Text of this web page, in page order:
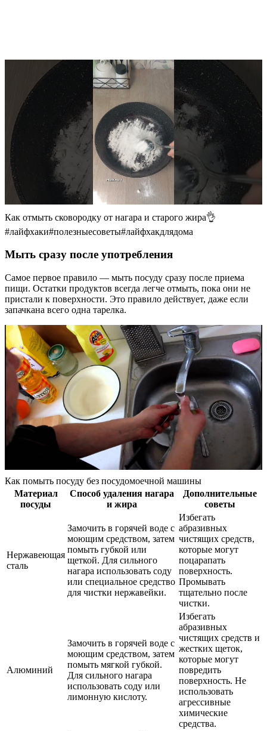
Как отмыть сковородку от нагара и старого жира👌
#лайфхаки#полезныесоветы#лайфхакдлядома
Мыть сразу после употребления
Самое первое правило — мыть посуду сразу после приема
пищи. Остатки продуктов всегда легче отмыть, пока они не
пристали к поверхности. Это правило действует, даже если
запачкана всего одна тарелка.
Как помыть посуду без посудомоечной машины
Материал
посуды
Способ удаления нагара
и жира
Дополнительные
советы
Нержавеющая
сталь
Замочить в горячей воде с
моющим средством, затем
помыть губкой или
щеткой. Для сильного
нагара использовать соду
или специальное средство
для чистки нержавейки.
Избегать
абразивных
чистящих средств,
которые могут
поцарапать
поверхность.
Промывать
тщательно после
чистки.
Алюминий
Замочить в горячей воде с
моющим средством, затем
помыть мягкой губкой.
Для сильного нагара
использовать соду или
лимонную кислоту.
Избегать
абразивных
чистящих средств и
жестких щеток,
которые могут
повредить
поверхность. Не
использовать
агрессивные
химические
средства.